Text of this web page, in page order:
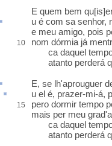
E quem bem
u é com sa senhor,
e meu amigo, pois
10
nom dórmia já
ca daquel tempo
atanto perderá
E, se lh'aprouguer
u el é, prazer-mi-á,
15
pero dormir tempo
mais per meu grad
ca daquel tempo
atanto perderá